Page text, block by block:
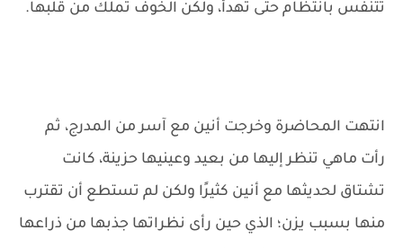
تتنفس بانتظام حتى تهدأ، ولكن الخوف تملك من قلبها.
انتهت المحاضرة وخرجت أنين مع آسر من المدرج، ثم
رأت ماهي تنظر إليها من بعيد وعينيها حزينة، كانت
تشتاق لحديثها مع أنين كثيرًا ولكن لم تستطع أن تقترب
منها بسبب يزن؛ الذي حين رأى نظراتها جذبها من ذراعها